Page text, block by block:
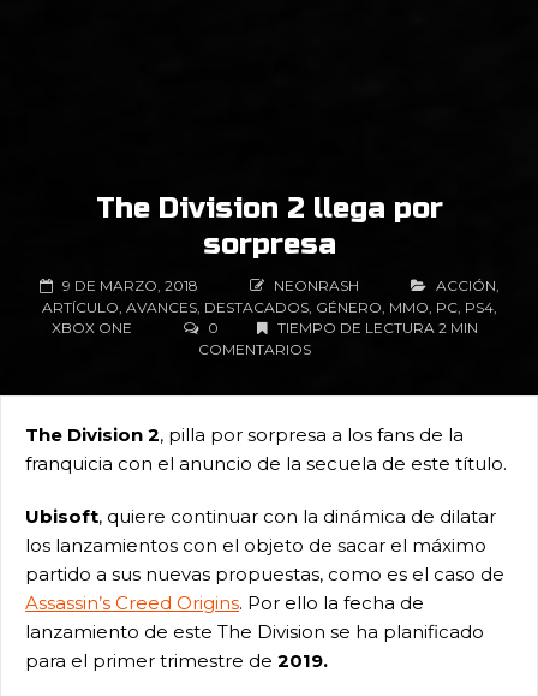
The Division 2 llega por
sorpresa
9 DE MARZO, 2018 NEONRASH ACCIÓN,
ARTÍCULO, AVANCES, DESTACADOS, GÉNERO, MMO, PC, PS4,
XBOX ONE
TIEMPO DE LECTURA 2 MIN
0
COMENTARIOS
The Division 2, pilla por sorpresa a los fans de la
franquicia con el anuncio de la secuela de este título.
Ubisoft, quiere continuar con la dinámica de dilatar
los lanzamientos con el objeto de sacar el máximo
partido a sus nuevas propuestas, como es el caso de
Assassin’s Creed Origins. Por ello la fecha de
lanzamiento de este The Division se ha planificado
para el primer trimestre de 2019.